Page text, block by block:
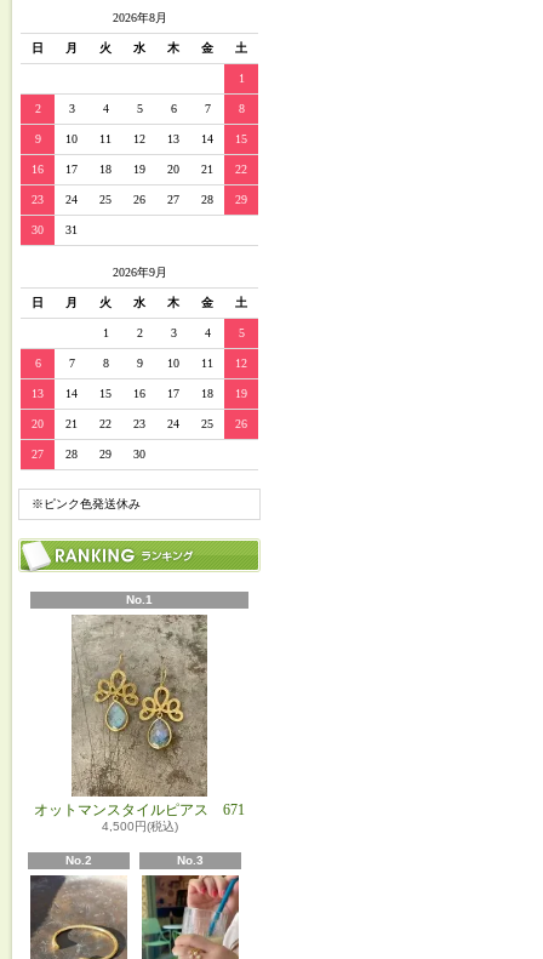
2026年8月
日 月 火 水 木 金 土
1
2 3 4 5 6 7 8
9 10 11 12 13 14 15
16 17 18 19 20 21 22
23 24 25 26 27 28 29
30 31
2026年9月
日 月 火 水 木 金 土
1 2 3 4 5
6 7 8 9 10 11 12
13 14 15 16 17 18 19
20 21 22 23 24 25 26
27 28 29 30
※ピンク色発送休み
No.1
オットマンスタイルピアス 671
4,500円(税込)
No.2 No.3